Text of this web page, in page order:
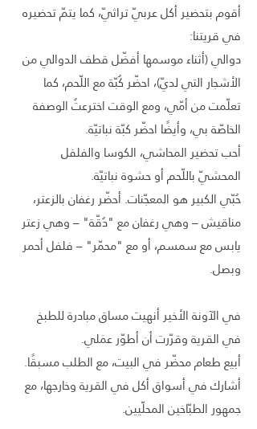
أقوم بتحضير أكل عربيّ تراثيّ، كما يتمّ تحضيره
في قريتنا:
دوالي (أثناء موسمها أفضّل قطف الدوالي من
الأشجار التي لديّ)، احضّر كُبّة مع اللّحم، كما
تعلّمت من أمّي، ومع الوقت اخترعتُ الوصفة
الخاصّة بي، وأيضًا احضّر كبّة نباتيّة.
أحب تحضير المحاشي، الكوسا والفلفل
المحشيّ باللّحم أو حشوة نباتيّة.
حُبّي الكبير هو المعجّنات. أحضّر رغفان بالزعتر،
مناقيش – وهي رغفان مع "دُقّة" – وهي زعتر
يابس مع سمسم، أو مع "محمّر" – فلفل أحمر
وبصل.
في الآونة الأخير أنهيت مساق مبادرة للطبخ
في القرية وقرّرت أن أطوّر عمَلي.
أبيع طعام محضّر في البيت، مع الطلب مسبقًا.
أشارك في أسواق أكل في القرية وخارجها، مع
جمهور الطبّاخين المحلّيين.